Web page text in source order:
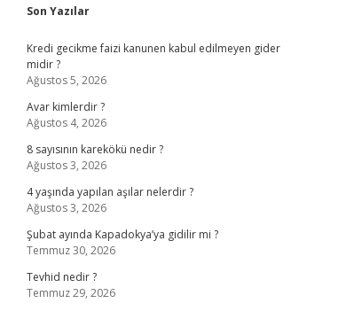
Sidebar
Son Yazılar
Kredi gecikme faizi kanunen kabul edilmeyen gider
midir ?
Ağustos 5, 2026
Avar kimlerdir ?
Ağustos 4, 2026
8 sayısının karekökü nedir ?
Ağustos 3, 2026
4 yaşında yapılan aşılar nelerdir ?
Ağustos 3, 2026
Şubat ayında Kapadokya’ya gidilir mi ?
Temmuz 30, 2026
Tevhid nedir ?
Temmuz 29, 2026